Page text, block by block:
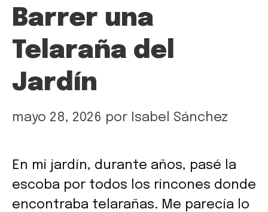
Barrer una
Telaraña del
Jardín
mayo 28, 2026 por Isabel Sánchez
En mi jardín, durante años, pasé la
escoba por todos los rincones donde
encontraba telarañas. Me parecía lo